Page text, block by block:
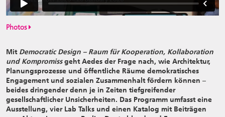
Photos
Mit Democratic Design – Raum für Kooperation, Kollaboration
und Kompromiss geht Aedes der Frage nach, wie Architektur,
Planungsprozesse und öffentliche Räume demokratisches
Engagement und sozialen Zusammenhalt fördern können –
beides dringender denn je in Zeiten tiefgreifender
gesellschaftlicher Unsicherheiten. Das Programm umfasst eine
Ausstellung, vier Lab Talks und einen Katalog mit Beiträgen